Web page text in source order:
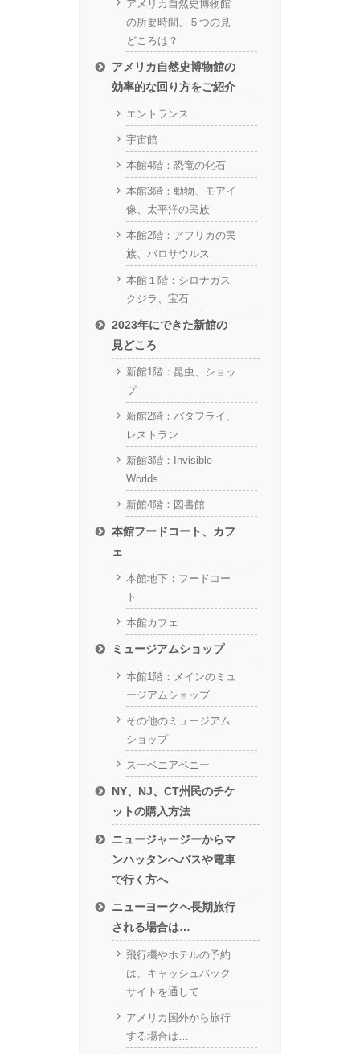
アメリカ自然史博物館
の所要時間、５つの見
どころは？
アメリカ自然史博物館の
効率的な回り方をご紹介
エントランス
宇宙館
本館4階：恐竜の化石
本館3階：動物、モアイ
像、太平洋の民族
本館2階：アフリカの民
族、バロサウルス
本館１階：シロナガス
クジラ、宝石
2023年にできた新館の
見どころ
新館1階：昆虫、ショッ
プ
新館2階：バタフライ、
レストラン
新館3階：Invisible
Worlds
新館4階：図書館
本館フードコート、カフ
ェ
本館地下：フードコー
ト
本館カフェ
ミュージアムショップ
本館1階：メインのミュ
ージアムショップ
その他のミュージアム
ショップ
スーベニアペニー
NY、NJ、CT州民のチケ
ットの購入方法
ニュージャージーからマ
ンハッタンへバスや電車
で行く方へ
ニューヨークへ長期旅行
される場合は…
飛行機やホテルの予約
は、キャッシュバック
サイトを通して
アメリカ国外から旅行
する場合は…